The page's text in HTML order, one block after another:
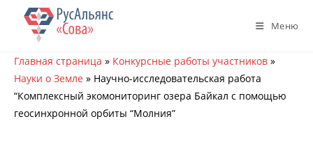
Перейти
содержимому
Меню
Главная страница » Конкурсные работы участников »
Науки о Земле » Научно-исследовательская работа
“Комплексный экомониторинг озера Байкал с помощью
геосинхронной орбиты “Молния”